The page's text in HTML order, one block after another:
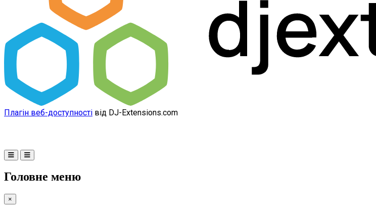
Плагін веб-доступності від DJ-Extensions.com
Головне меню
×